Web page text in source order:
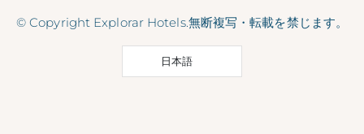
© Copyright Explorar Hotels.無断複写・転載を禁じます。
日本語